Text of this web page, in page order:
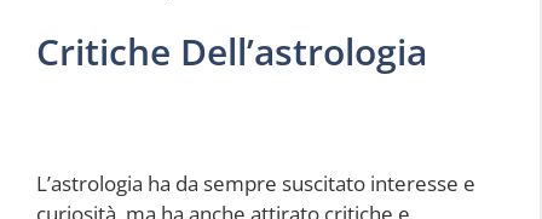
Critiche Dell’astrologia
L’astrologia ha da sempre suscitato interesse e